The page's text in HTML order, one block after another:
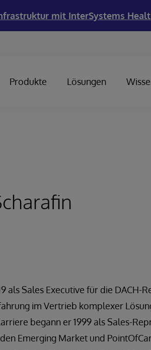
mit InterSystems
Produkte Lösungen
als Sales Executive für die DACH-
im Vertrieb komplexer
begann er 1999 als Sales-
Emerging Market und